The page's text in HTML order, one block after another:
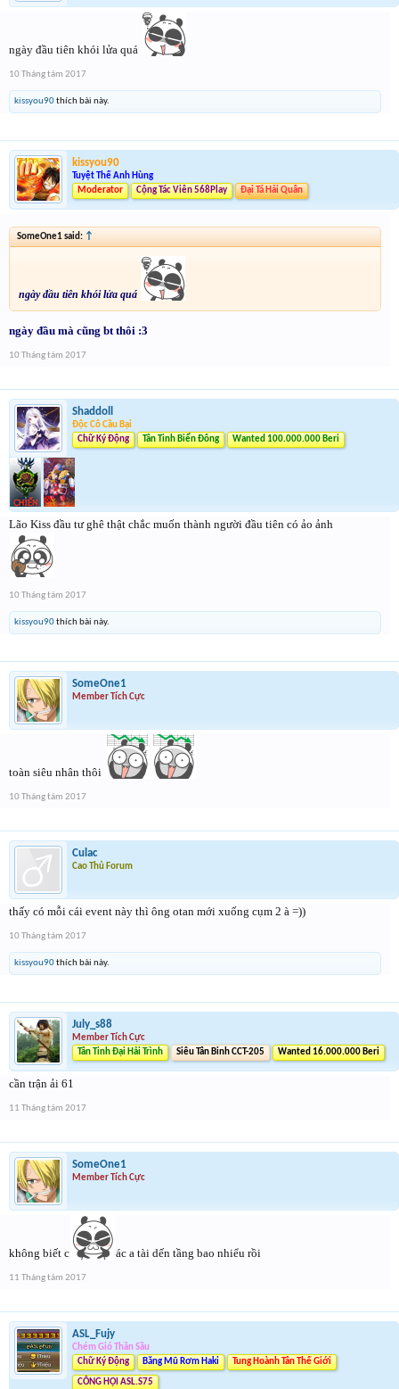
ngày đầu tiên khói lửa quá
10 Tháng tám 2017
kissyou90thích bài này.
kissyou90
Tuyệt Thế Anh Hùng
Moderator
Cộng Tác Viên 568Play Đại Tá Hải Quân
SomeOne1 said: ↑
ngày đầu tiên khói lửa quá
ngày đầu mà cũng bt thôi :3
10 Tháng tám 2017
Shaddoll
Độc Cô Cầu Bại
Chữ Ký Động
Tân Tinh Biển Đông Wanted 100.000.000 Beri
Lão Kiss đầu tư ghê thật chắc muốn thành người đầu tiên có ảo ảnh
10 Tháng tám 2017
kissyou90thích bài này.
SomeOne1
Member Tích Cực
toàn siêu nhân thôi
10 Tháng tám 2017
Culac
Cao Thủ Forum
thấy có mỗi cái event này thì ông otan mới xuống cụm 2 à =))
10 Tháng tám 2017
kissyou90thích bài này.
July_s88
Member Tích Cực
Tân Tinh Đại Hải Trình
Siêu Tân Binh CCT-205 Wanted 16.000.000 Beri
cần trận ải 61
11 Tháng tám 2017
SomeOne1
Member Tích Cực
không biết c ác a tài dến tầng bao nhiểu rồi
11 Tháng tám 2017
ASL_Fujy
Chém Gió Thần Sầu
Chữ Ký Động
Băng Mũ Rơm Haki Tung Hoành Tân Thế Giới
CÔNG HỘI ASL.S75